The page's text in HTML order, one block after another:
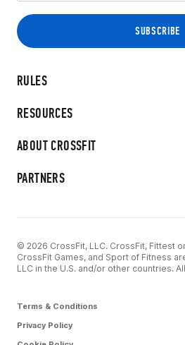
RULES
RESOURCES
ABOUT CROSSFIT
PARTNERS
© 2026 CrossFit, LLC. CrossFit, Fittest on
CrossFit Games, and Sport of Fitness
LLC in the U.S. and/or other countries.
Terms & Conditions
Privacy Policy